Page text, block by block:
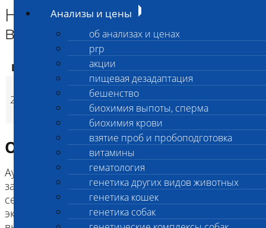
Анализы и цены
об анализах и ценах
prp
акции
пищевая дезадаптация
бешенство
биохимия выпоты, сперма
биохимия крови
взятие проб и пробоподготовка
витамины
гематология
генетика других видов животных
генетика кошек
генетика собак
Наследственная аритмия и
внезапная смерть (RR IVA)
Код Наименование услуг Цена, руб.
2593
Наследственная
аритмия и внезапная
смерть (RR IVA)
3 200p (Время
Описание исследования
Аутосомно-рецессивное наследственное
заболевание, приводящее к аномальным
сердечным сокращениям (желудочковая
экстрасистолия), которые могут привести к